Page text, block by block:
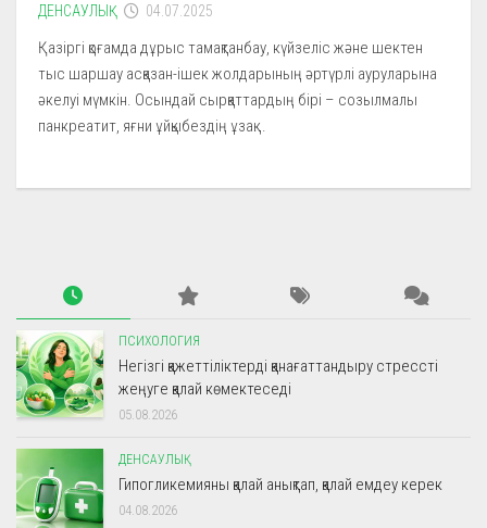
ДЕНСАУЛЫҚ 04.07.2025
Қазіргі қоғамда дұрыс тамақтанбау, күйзеліс және шектен
тыс шаршау асқазан-ішек жолдарының әртүрлі ауруларына
әкелуі мүмкін. Осындай сырқаттардың бірі – созылмалы
панкреатит, яғни ұйқыбездің ұзақ...
ПСИХОЛОГИЯ
Негізгі қажеттіліктерді қанағаттандыру стрессті
жеңуге қалай көмектеседі
05.08.2026
ДЕНСАУЛЫҚ
Гипогликемияны қалай анықтап, қалай емдеу керек
04.08.2026